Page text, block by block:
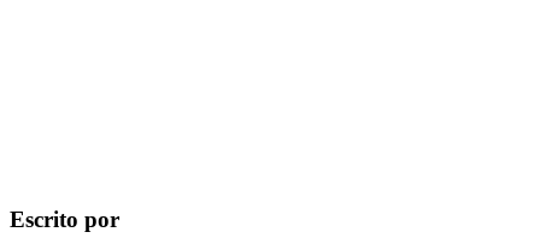
Escrito por